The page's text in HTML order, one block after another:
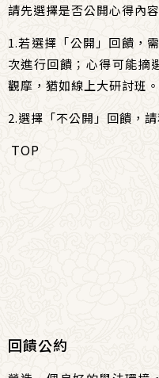
請先選擇是否公開心得內
1.若選擇「公開」回饋，
次進行回饋；心得可能摘
觀摩，猶如線上大研討班。
2.選擇「不公開」回饋，
TOP
回饋公約